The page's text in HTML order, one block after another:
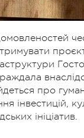
про
інвестицій,
ініціатив.